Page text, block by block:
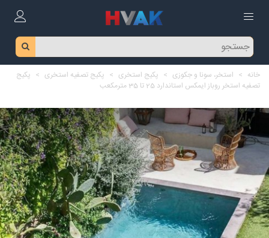
خانه > استخر، سونا و جکوزی > پکیج استخری > پکیج تصفیه استخری > پکیج
تصفیه استخر روباز ایمکس استاندارد 25 تا 35 مترمکعب